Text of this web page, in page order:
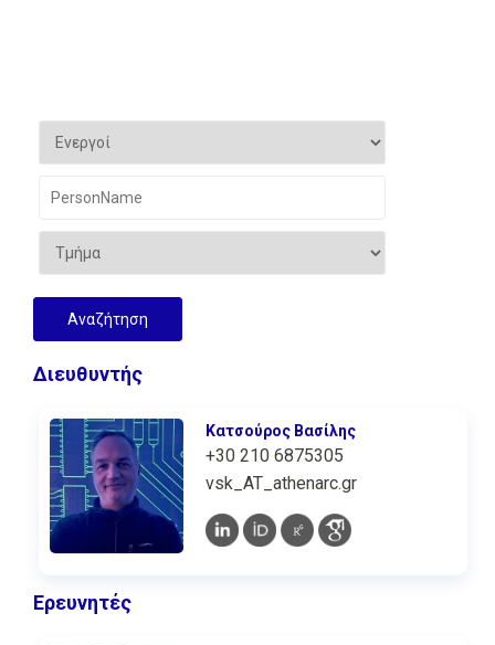
Διευθυντής
Κατσούρος Βασίλης
+30 210 6875305
vsk_AT_athenarc.gr
Ερευνητές